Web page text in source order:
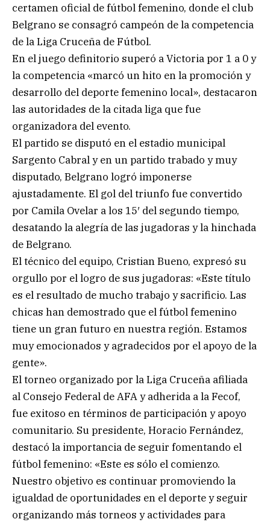
certamen oficial de fútbol femenino, donde el club
Belgrano se consagró campeón de la competencia
de la Liga Cruceña de Fútbol.
En el juego definitorio superó a Victoria por 1 a 0 y
la competencia «marcó un hito en la promoción y
desarrollo del deporte femenino local», destacaron
las autoridades de la citada liga que fue
organizadora del evento.
El partido se disputó en el estadio municipal
Sargento Cabral y en un partido trabado y muy
disputado, Belgrano logró imponerse
ajustadamente. El gol del triunfo fue convertido
por Camila Ovelar a los 15′ del segundo tiempo,
desatando la alegría de las jugadoras y la hinchada
de Belgrano.
El técnico del equipo, Cristian Bueno, expresó su
orgullo por el logro de sus jugadoras: «Este título
es el resultado de mucho trabajo y sacrificio. Las
chicas han demostrado que el fútbol femenino
tiene un gran futuro en nuestra región. Estamos
muy emocionados y agradecidos por el apoyo de la
gente».
El torneo organizado por la Liga Cruceña afiliada
al Consejo Federal de AFA y adherida a la Fecof,
fue exitoso en términos de participación y apoyo
comunitario. Su presidente, Horacio Fernández,
destacó la importancia de seguir fomentando el
fútbol femenino: «Este es sólo el comienzo.
Nuestro objetivo es continuar promoviendo la
igualdad de oportunidades en el deporte y seguir
organizando más torneos y actividades para